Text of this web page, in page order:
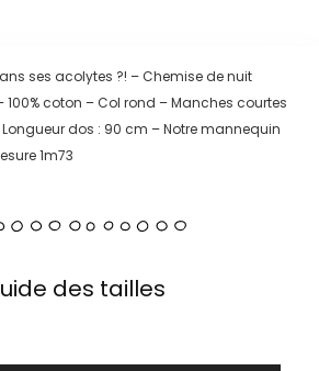
ses acolytes ?! – Chemise de nuit
– 100% coton – Col rond – Manches courtes
dos : 90 cm – Notre mannequin
1m73
des tailles